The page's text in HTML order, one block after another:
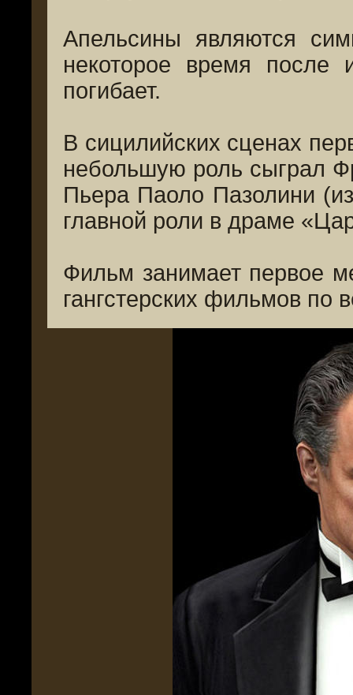
Апельсины являются
некоторое время после
погибает.
В сицилийских сценах
небольшую роль сыграл
Пьера Паоло Пазолини
главной роли в драме
Фильм занимает первое
гангстерских фильмов по